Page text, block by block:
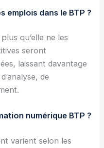
emplois dans le BTP ?
qu’elle ne les
seront
laissant davantage
de
numérique BTP ?
varient selon les